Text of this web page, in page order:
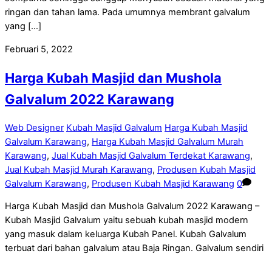
ringan dan tahan lama. Pada umumnya membrant galvalum
yang […]
Februari 5, 2022
Harga Kubah Masjid dan Mushola
Galvalum 2022 Karawang
Web Designer Kubah Masjid Galvalum Harga Kubah Masjid
Galvalum Karawang, Harga Kubah Masjid Galvalum Murah
Karawang, Jual Kubah Masjid Galvalum Terdekat Karawang,
Jual Kubah Masjid Murah Karawang, Produsen Kubah Masjid
Galvalum Karawang, Produsen Kubah Masjid Karawang 0
Harga Kubah Masjid dan Mushola Galvalum 2022 Karawang –
Kubah Masjid Galvalum yaitu sebuah kubah masjid modern
yang masuk dalam keluarga Kubah Panel. Kubah Galvalum
terbuat dari bahan galvalum atau Baja Ringan. Galvalum sendiri